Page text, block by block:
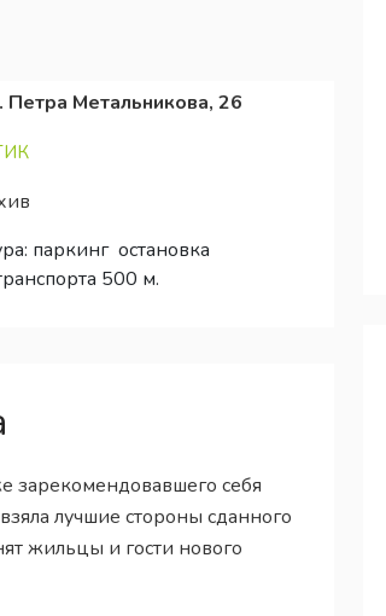
Петра Метальникова, 26
паркинг остановка
500 м.
зарекомендовавшего себя
лучшие стороны сданного
жильцы и гости нового